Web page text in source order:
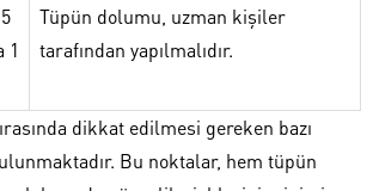
1
Tüpün dolumu, uzman kişiler
tarafından yapılmalıdır.
dikkat edilmesi gereken bazı
Bu noktalar, hem tüpün